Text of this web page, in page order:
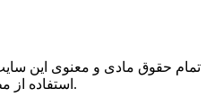
تمام حقوق مادی و معنوی این
استفاده از مطالب با ذکر منبع بلامانع است.